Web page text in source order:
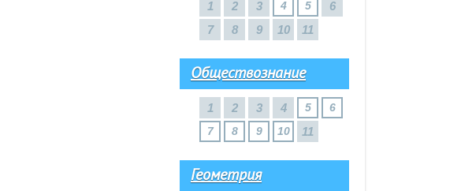
1 2 3 4 5
6
7
8 9 10 11
Обществознание
1 2 3 4 5
6
7
8 9 10 11
Геометрия